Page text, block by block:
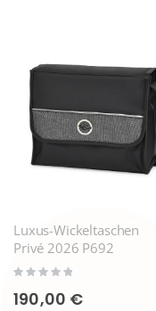
Luxus-Wickeltaschen
Privé 2026 P692
Rating:
190,00 €